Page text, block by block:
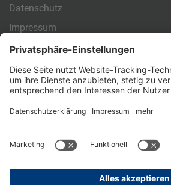
Datenschutz
Impressum
Allgemeine Geschäftsbedingungen